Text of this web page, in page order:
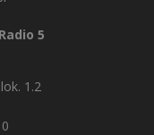
5
1.2